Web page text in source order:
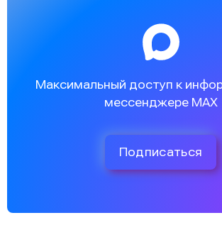
Максимальный доступ к
мессенджере MAX
Подписаться